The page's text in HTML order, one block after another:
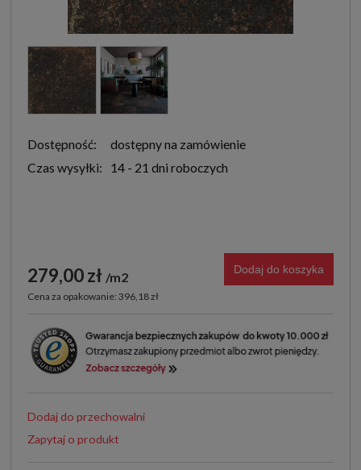
Dostępność:
dostępny na zamówienie
Czas wysyłki:
14 - 21 dni roboczych
279,00 zł m2
Cena za opakowanie: 396,18 zł
Dodaj do koszyka
Dodaj do przechowalni
Zapytaj o produkt